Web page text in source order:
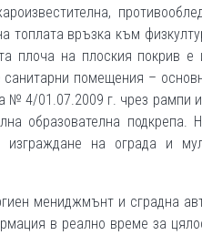
топлата връзка към
плоча на плоския покрив е
помещения –
№ 4/01.07.2009 г. чрез рампи
образователна подкрепа.
на ограда и
мениджмънт и сградна
в реално време за